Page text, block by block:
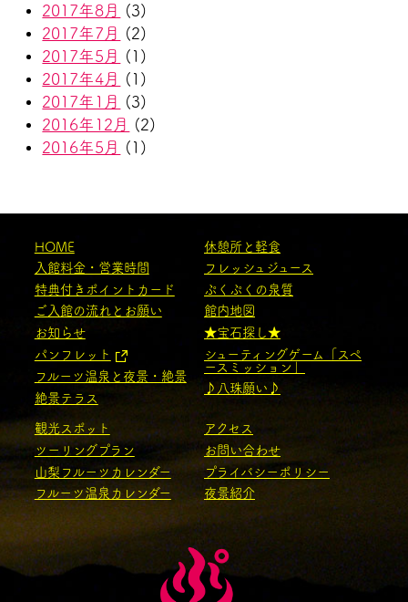
2017年8月
(3)
2017年7月
(2)
2017年5月
(1)
2017年4月
(1)
2017年1月
(3)
2016年12月
(2)
2016年5月
(1)
HOME
入館料金・営業時間
特典付きポイントカード
ご入館の流れとお願い
お知らせ
パンフレット
フルーツ温泉と夜景・絶景
絶景テラス
休憩所と軽食
フレッシュジュース
ぷくぷくの泉質
館内地図
★宝石探し★
シューティングゲーム「スペ
ースミッション」
♪八珠願い♪
観光スポット
ツーリングプラン
山梨フルーツカレンダー
フルーツ温泉カレンダー
アクセス
お問い合わせ
プライバシーポリシー
夜景紹介